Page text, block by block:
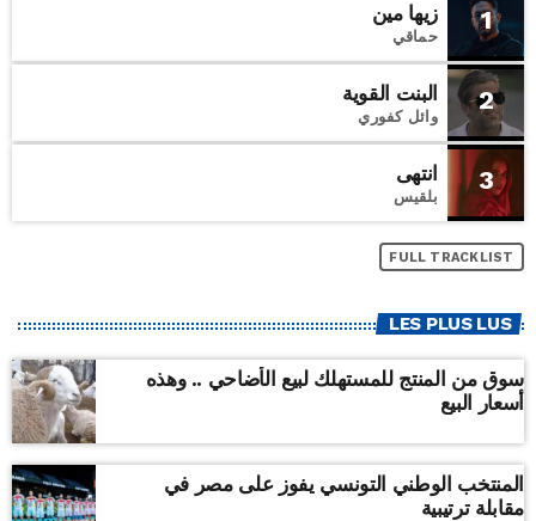
1 زيها مين
حماقي
2 البنت القوية
وائل كفوري
3 انتهى
بلقيس
FULL TRACKLIST
LES PLUS LUS
سوق من المنتج للمستهلك لبيع الأضاحي .. وهذه
أسعار البيع
المنتخب الوطني التونسي يفوز على مصر في
مقابلة ترتيبية